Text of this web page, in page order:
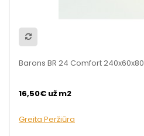
Barons BR 24 Comfort 240x60x80
16,50€ už m2
Greita Peržiūra